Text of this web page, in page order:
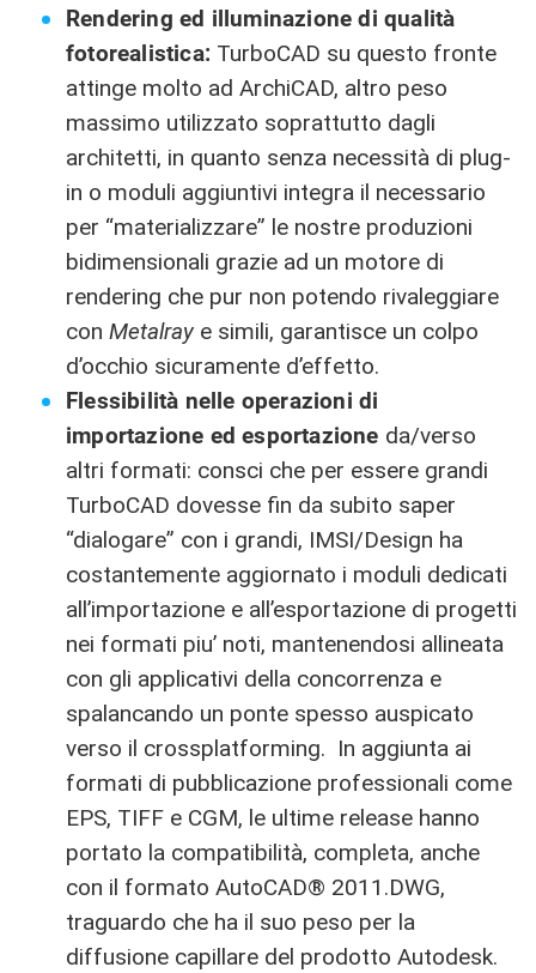
Rendering ed illuminazione di qualità
fotorealistica: TurboCAD su questo fronte
attinge molto ad ArchiCAD, altro peso
massimo utilizzato soprattutto dagli
architetti, in quanto senza necessità di plug-
in o moduli aggiuntivi integra il necessario
per “materializzare” le nostre produzioni
bidimensionali grazie ad un motore di
rendering che pur non potendo rivaleggiare
con Metalray e simili, garantisce un colpo
d’occhio sicuramente d’effetto.
Flessibilità nelle operazioni di
importazione ed esportazione da/verso
altri formati: consci che per essere grandi
TurboCAD dovesse fin da subito saper
“dialogare” con i grandi, IMSI/Design ha
costantemente aggiornato i moduli dedicati
all’importazione e all’esportazione di progetti
nei formati piu’ noti, mantenendosi allineata
con gli applicativi della concorrenza e
spalancando un ponte spesso auspicato
verso il crossplatforming. In aggiunta ai
formati di pubblicazione professionali come
EPS, TIFF e CGM, le ultime release hanno
portato la compatibilità, completa, anche
con il formato AutoCAD® 2011.DWG,
traguardo che ha il suo peso per la
diffusione capillare del prodotto Autodesk.